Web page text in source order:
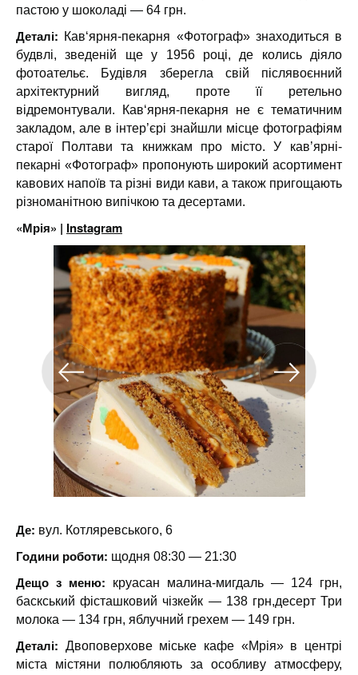
пастою у шоколаді — 64 грн.
Деталі: Кав‘ярня-пекарня «Фотограф» знаходиться в
будвлі, зведеній ще у 1956 році, де колись діяло
фотоательє. Будівля зберегла свій післявоєнний
архітектурний вигляд, проте її ретельно
відремонтували.
Кав‘ярня-пекарня не є тематичним
закладом, але в інтер’єрі знайшли місце фотографіям
старої Полтави та книжкам про місто. У кав’ярні-
пекарні «Фотограф» пропонують широкий асортимент
кавових напоїв та різні види кави, а також пригощають
різноманітною випічкою та десертами.
«Мрія» | Instagram
Де: вул. Котляревського, 6
Години роботи: щодня 08:30 — 21:30
Дещо з меню: круасан малина-мигдаль — 124 грн,
баскський фісташковий чізкейк — 138 грн,десерт Три
молока — 134 грн, яблучний грехем — 149 грн.
Деталі: Двоповерхове міське кафе «Мрія» в центрі
міста містяни полюбляють за особливу атмосферу,